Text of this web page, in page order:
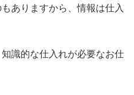
ありますから、情報は仕入
識的な仕入れが必要なお仕